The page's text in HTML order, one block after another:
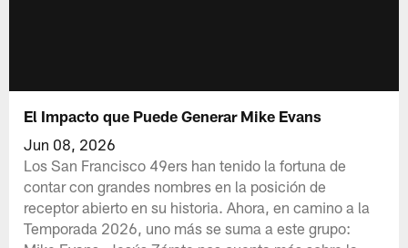
El Impacto que Puede Generar Mike Evans
Jun 08, 2026
Los San Francisco 49ers han tenido la fortuna de
contar con grandes nombres en la posición de
receptor abierto en su historia. Ahora, en camino a la
Temporada 2026, uno más se suma a este grupo: